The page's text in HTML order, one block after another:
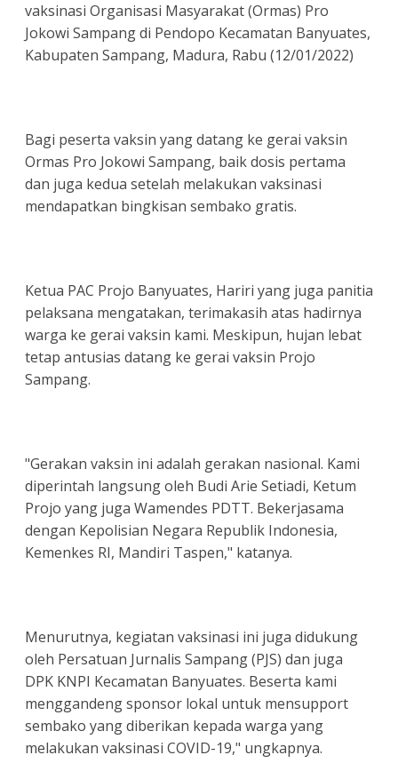
vaksinasi Organisasi Masyarakat (Ormas) Pro
Jokowi Sampang di Pendopo Kecamatan Banyuates,
Kabupaten Sampang, Madura, Rabu (12/01/2022)
Bagi peserta vaksin yang datang ke gerai vaksin
Ormas Pro Jokowi Sampang, baik dosis pertama
dan juga kedua setelah melakukan vaksinasi
mendapatkan bingkisan sembako gratis.
Ketua PAC Projo Banyuates, Hariri yang juga panitia
pelaksana mengatakan, terimakasih atas hadirnya
warga ke gerai vaksin kami. Meskipun, hujan lebat
tetap antusias datang ke gerai vaksin Projo
Sampang.
"Gerakan vaksin ini adalah gerakan nasional. Kami
diperintah langsung oleh Budi Arie Setiadi, Ketum
Projo yang juga Wamendes PDTT. Bekerjasama
dengan Kepolisian Negara Republik Indonesia,
Kemenkes RI, Mandiri Taspen," katanya.
Menurutnya, kegiatan vaksinasi ini juga didukung
oleh Persatuan Jurnalis Sampang (PJS) dan juga
DPK KNPI Kecamatan Banyuates. Beserta kami
menggandeng sponsor lokal untuk mensupport
sembako yang diberikan kepada warga yang
melakukan vaksinasi COVID-19," ungkapnya.